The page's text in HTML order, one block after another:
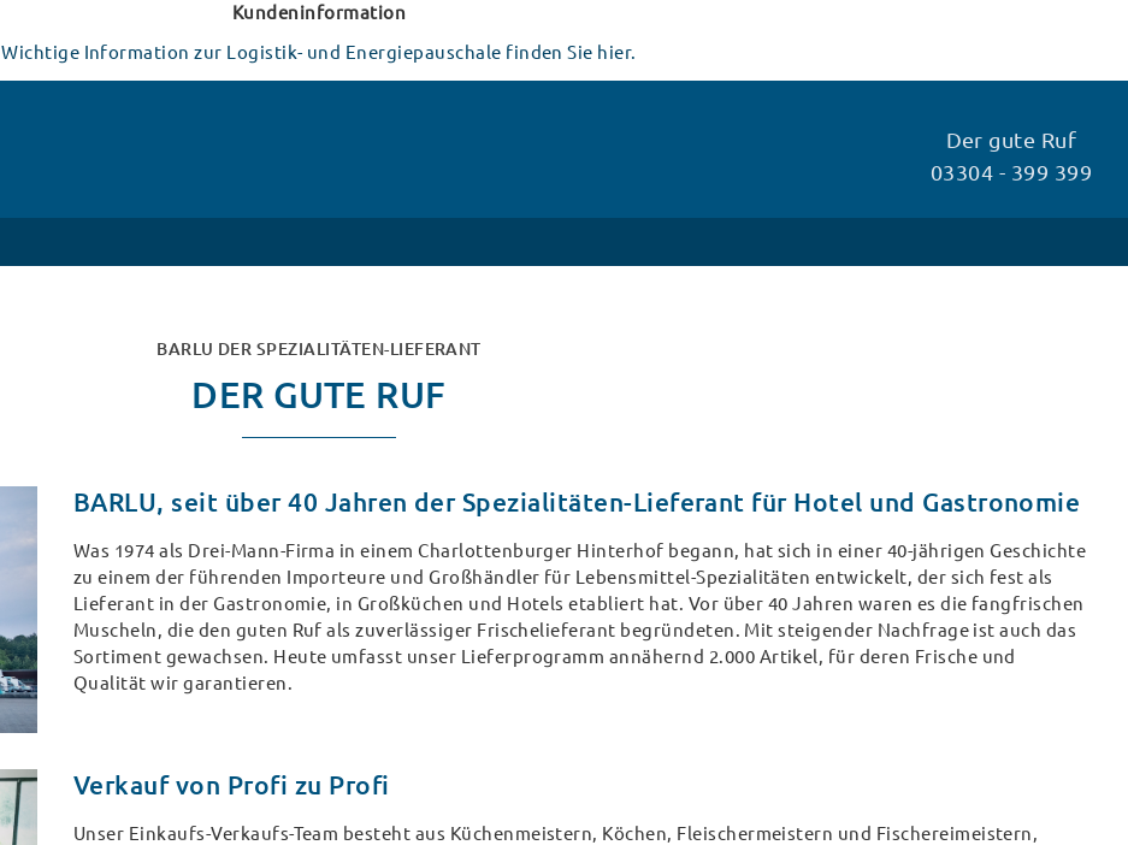
Kundeninformation
Wichtige Information zur Logistik- und Energiepauschale finden Sie hier.
Der gute Ruf
03304 - 399 399
BARLU DER SPEZIALITÄTEN-LIEFERANT
DER GUTE RUF
BARLU, seit über 40 Jahren der Spezialitäten-Lieferant für Hotel und Gastronomie
Was 1974 als Drei-Mann-Firma in einem Charlottenburger Hinterhof begann, hat sich in einer 40-jährigen Geschichte
zu einem der führenden Importeure und Großhändler für Lebensmittel-Spezialitäten entwickelt, der sich fest als
Lieferant in der Gastronomie, in Großküchen und Hotels etabliert hat. Vor über 40 Jahren waren es die fangfrischen
Muscheln, die den guten Ruf als zuverlässiger Frischelieferant begründeten. Mit steigender Nachfrage ist auch das
Sortiment gewachsen. Heute umfasst unser Lieferprogramm annähernd 2.000 Artikel, für deren Frische und
Qualität wir garantieren.
Verkauf von Profi zu Profi
Unser Einkaufs-Verkaufs-Team besteht aus Küchenmeistern, Köchen, Fleischermeistern und Fischereimeistern,